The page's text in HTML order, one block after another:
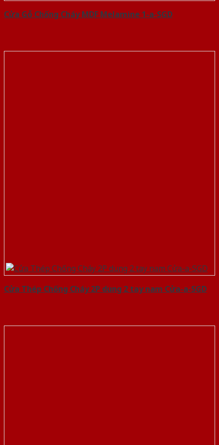
Cửa Gỗ Chống Cháy MDF Melamine 1-a-SGD
Cửa Thép Chống Cháy 2P dung 2 tay nam Cửa-a-SGD